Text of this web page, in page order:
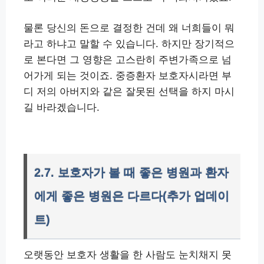
물론 당신의 돈으로 결정한 건데 왜 너희들이 뭐
라고 하냐고 말할 수 있습니다. 하지만 장기적으
로 본다면 그 영향은 고스란히 주변가족으로 넘
어가게 되는 것이죠. 중증환자 보호자시라면 부
디 저의 아버지와 같은 잘못된 선택을 하지 마시
길 바라겠습니다.
2.7. 보호자가 볼 때 좋은 병원과 환자
에게 좋은 병원은 다르다(추가 업데이
트)
오랫동안 보호자 생활을 한 사람도 눈치채지 못